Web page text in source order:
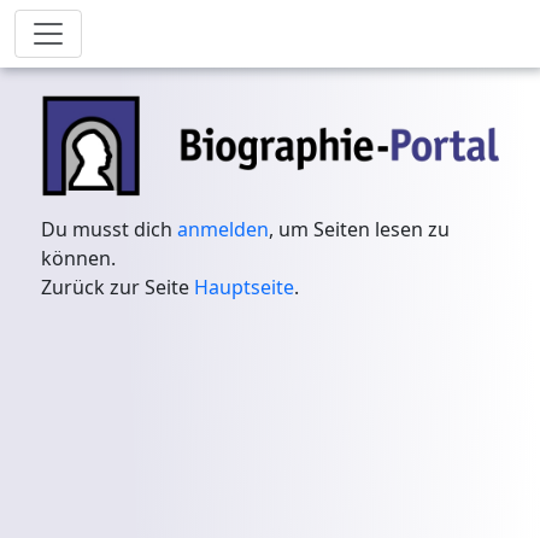
Du musst dichanmelden, um Seiten lesen zu
können.
Zurück zur Seite Hauptseite.